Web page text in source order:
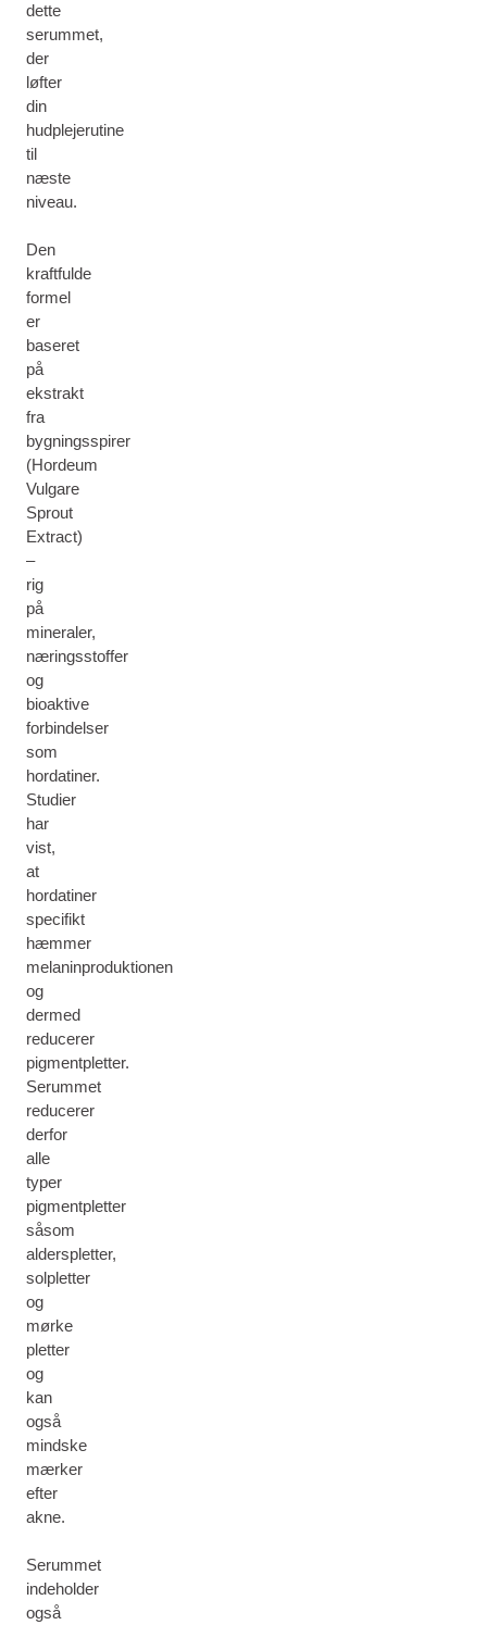
dette
serummet,
der
løfter
din
hudplejerutine
til
næste
niveau.
Den
kraftfulde
formel
er
baseret
på
ekstrakt
fra
bygningsspirer
(Hordeum
Vulgare
Sprout
Extract)
–
rig
på
mineraler,
næringsstoffer
og
bioaktive
forbindelser
som
hordatiner.
Studier
har
vist,
at
hordatiner
specifikt
hæmmer
melaninproduktionen
og
dermed
reducerer
pigmentpletter.
Serummet
reducerer
derfor
alle
typer
pigmentpletter
såsom
alderspletter,
solpletter
og
mørke
pletter
og
kan
også
mindske
mærker
efter
akne.
Serummet
indeholder
også